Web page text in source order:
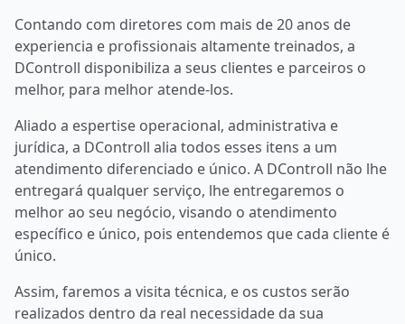
Contando com diretores com mais de 20 anos de
experiencia e profissionais altamente treinados, a
DControll disponibiliza a seus clientes e parceiros o
melhor, para melhor atende-los.
Aliado a espertise operacional, administrativa e
jurídica, a DControll alia todos esses itens a um
atendimento diferenciado e único. A DControll não lhe
entregará qualquer serviço, lhe entregaremos o
melhor ao seu negócio, visando o atendimento
específico e único, pois entendemos que cada cliente é
único.
Assim, faremos a visita técnica, e os custos serão
realizados dentro da real necessidade da sua